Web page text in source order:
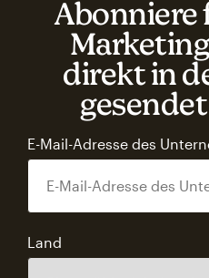
Abonniere
direkt in
E-Mail-Adresse des
Land